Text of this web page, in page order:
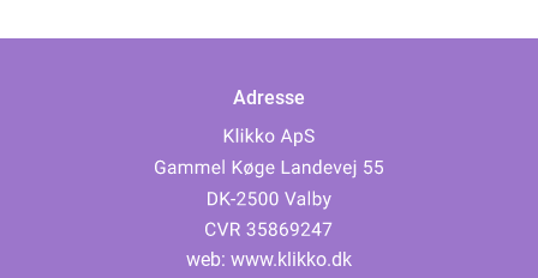
Adresse
web: www.klikko.dk